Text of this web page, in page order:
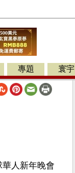
專題 寰宇
華人新年晚會